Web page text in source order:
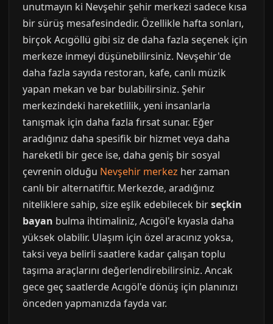
unutmayın ki Nevşehir şehir merkezi sadece kısa
bir sürüş mesafesindedir. Özellikle hafta sonları,
birçok Acıgöllü gibi siz de daha fazla seçenek için
merkeze inmeyi düşünebilirsiniz. Nevşehir'de
daha fazla sayıda restoran, kafe, canlı müzik
yapan mekan ve bar bulabilirsiniz. Şehir
merkezindeki hareketlilik, yeni insanlarla
tanışmak için daha fazla fırsat sunar. Eğer
aradığınız daha spesifik bir hizmet veya daha
hareketli bir gece ise, daha geniş bir sosyal
çevrenin olduğu Nevşehir merkez her zaman
canlı bir alternatiftir. Merkezde, aradığınız
niteliklere sahip, size eşlik edebilecek birseçkin
bayan bulma ihtimaliniz, Acıgöl'e kıyasla daha
yüksek olabilir. Ulaşım için özel aracınız yoksa,
taksi veya belirli saatlere kadar çalışan toplu
taşıma araçlarını değerlendirebilirsiniz. Ancak
gece geç saatlerde Acıgöl'e dönüş için planınızı
önceden yapmanızda fayda var.